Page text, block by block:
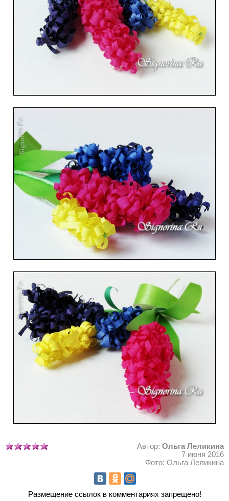
Автор: Ольга Леликина
7 июня 2016
Фото: Ольга Леликина
Размещение ссылок в комментариях запрещено!